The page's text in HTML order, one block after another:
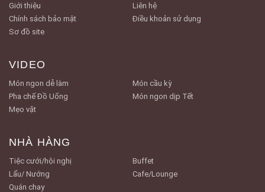
Giới thiệu
Liên hệ
Chính sách bảo mật
Điều khoản sử dụng
Sơ đồ site
VIDEO
Món ngon dễ làm
Món cầu kỳ
Pha chế Đồ Uống
Món ngon dịp Tết
Mẹo vặt
NHÀ HÀNG
Tiệc cưới/hội nghị
Buffet
Lẩu/ Nướng
Cafe/Lounge
Quán chay